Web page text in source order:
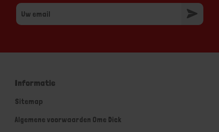
Informatie
Sitemap
Algemene voorwaarden Ome Dick